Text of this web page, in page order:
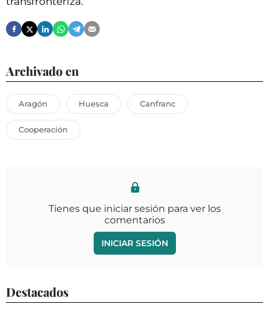
Archivado en
Aragón Huesca Canfranc
Cooperación
Tienes que iniciar sesión para ver los
comentarios
INICIAR SESIÓN
Destacados